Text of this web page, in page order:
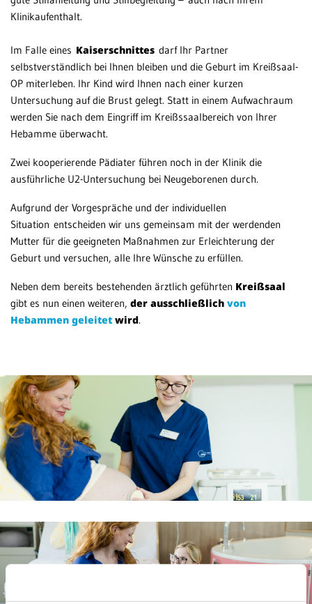
Klinikaufenthalt.
Im Falle eines Kaiserschnittes darf Ihr Partner
selbstverständlich bei Ihnen bleiben und die Geburt im Kreißsaal-
OP miterleben. Ihr Kind wird Ihnen nach einer kurzen
Untersuchung auf die Brust gelegt. Statt in einem Aufwachraum
werden Sie nach dem Eingriff im Kreißssaalbereich von Ihrer
Hebamme überwacht.
Zwei kooperierende Pädiater führen noch in der Klinik die
ausführliche U2-Untersu­chung bei Neugeborenen durch.
Aufgrund der Vorgespräche und der individuellen
Situation entscheiden wir uns gemeinsam mit der werdenden
Mutter für die geeigneten Maßnahmen zur Erleichterung der
Geburt und versuchen, alle Ihre Wünsche zu erfüllen.
Neben dem bereits bestehenden ärztlich geführten Kreißsaal
gibt es nun einen weiteren, der ausschließlich von
Hebammen geleitet wird.